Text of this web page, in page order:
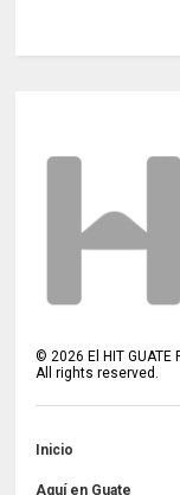
©2026 El HIT GUATE
All rights reserved.
Inicio
Aquí en Guate